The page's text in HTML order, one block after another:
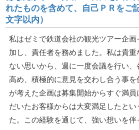
れたものを含めて、自己ＰＲをご
文字以内）
私はゼミで鉄道会社の観光ツアー企
加し、責任者を務めました。私は貴重
ない思いから、週に一度会議を行い
高め、積極的に意見を交わし合う事
が考えた企画は募集開始からすぐ満
だいたお客様からは大変満足したと
た。この経験を通じて、強い想いを伴